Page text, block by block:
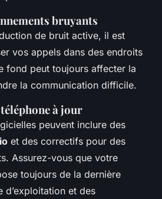
bruyants
de bruit active, il est
vos appels dans des endroits
fond peut toujours affecter la
la communication difficile.
à jour
peuvent inclure des
et des correctifs pour des
Assurez-vous que votre
toujours de la dernière
d’exploitation et des